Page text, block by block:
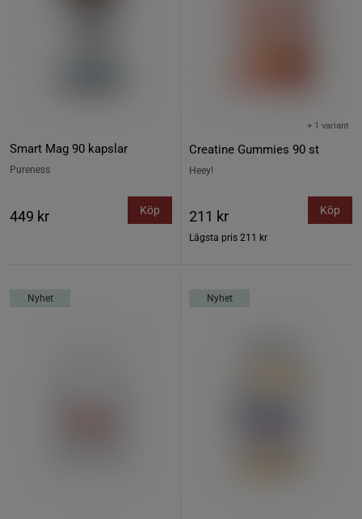
Smart Mag 90 kapslar
Pureness
449 kr Köp
Creatine Gummies 90 st
+ 1 variant
Heey!
211 kr
Lägsta pris 211 kr
Köp
Nyhet Nyhet